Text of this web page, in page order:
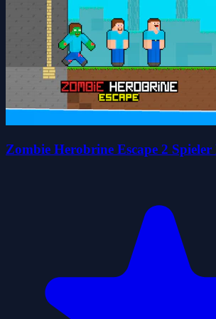
Zombie Herobrine Escape 2